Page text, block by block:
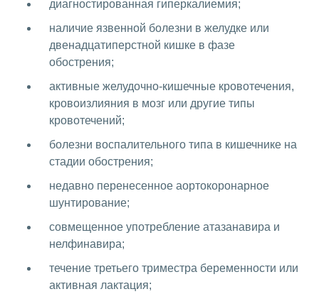
диагностированная гиперкалиемия;
наличие язвенной болезни в желудке или
двенадцатиперстной кишке в фазе
обострения;
активные желудочно-кишечные кровотечения,
кровоизлияния в мозг или другие типы
кровотечений;
болезни воспалительного типа в кишечнике на
стадии обострения;
недавно перенесенное аортокоронарное
шунтирование;
совмещенное употребление атазанавира и
нелфинавира;
течение третьего триместра беременности или
активная лактация;